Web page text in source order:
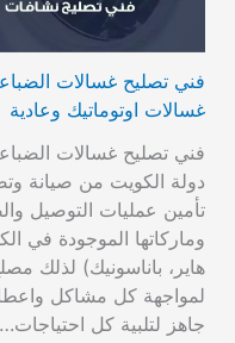
غسالات اوتوماتيك وعادية
فني تصليح غسالات
دولة الكويت من صيانة
تأمين عمليات التوصيل
وماركاتها الموجودة في
هاير، باناسونيك) لذلك
لمواجهة كل مشاكل
جاهز لتلبية كل احتياجات…